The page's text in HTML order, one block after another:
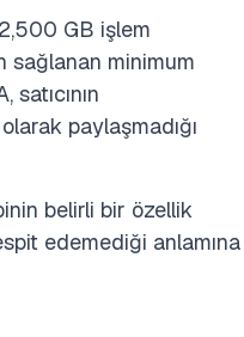
GB işlem
sağlanan minimum
paylaşmadığı
belirli bir özellik
edemediği anlamına